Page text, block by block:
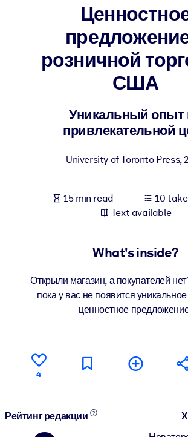
For LMS/LXP
Bring bite-sized, verified knowledge into
Enrich your corporate library with trusted,
knowledge.
розничной
США
Уникальный опыт
привлекательной
University of Toronto Press,
15 min read
10
Text available
What's inside?
Открыли магазин, а покупателей
пока у вас не появится
ценностное
4
Рейтинг редакции